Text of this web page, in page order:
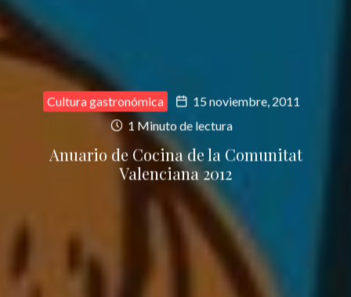
Cultura gastronómica
15 noviembre, 2011
1 Minuto de lectura
Anuario de Cocina de la Comunitat
Valenciana 2012